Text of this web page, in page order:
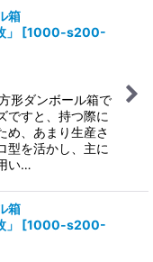
箱
[1000-s200-
形ダンボール箱で
ですと、持つ際に
め、あまり生産さ
型を活かし、主に
い…
箱
[1000-s200-